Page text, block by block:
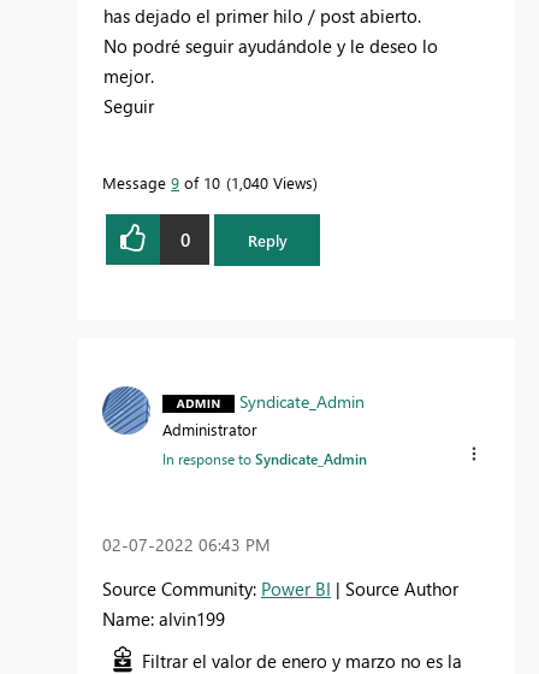
has dejado el primer hilo / post abierto.
No podré seguir ayudándole y le deseo lo
mejor.
Seguir
Message 9 of 10 1,040 Views
0 Reply
Syndicate_Admin
Administrator
In response toSyndicate_Admin
‎02-07-2022 06:43 PM
Source Community: Power BI | Source Author
Name: alvin199
Filtrar el valor de enero y marzo no es la